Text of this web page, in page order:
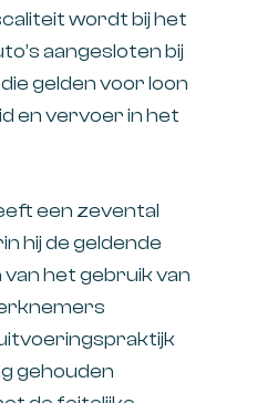
wordt bij het
aangesloten bij
gelden voor loon
en vervoer in het
een zevental
hij de geldende
het gebruik van
gehouden